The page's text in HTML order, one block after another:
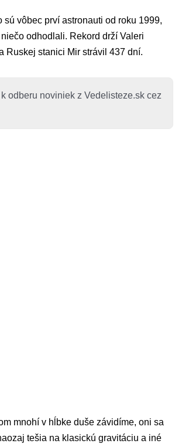
sú vôbec prví astronauti od roku 1999,
odhodlali. Rekord drží Valeri
Ruskej stanici Mir strávil 437 dní.
odberu noviniek z Vedelisteze.sk cez
mnohí v hĺbke duše závidíme, oni sa
tešia na klasickú gravitáciu a iné